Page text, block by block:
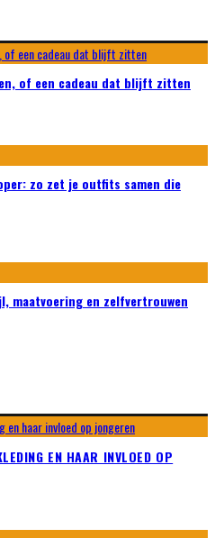
of een cadeau dat blijft zitten
zo zet je outfits samen die
maatvoering en zelfvertrouwen
EN HAAR INVLOED OP